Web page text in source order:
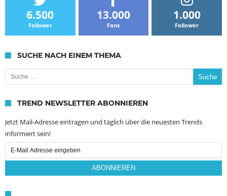
6.500
Follower
13.000
Fans
1.000
Follower
SUCHE NACH EINEM THEMA
Suche nach:
TREND NEWSLETTER ABONNIEREN
Jetzt Mail-Adresse eintragen und täglich über die neuesten Trends
informiert sein!
Email
Subscription
ABONNIEREN